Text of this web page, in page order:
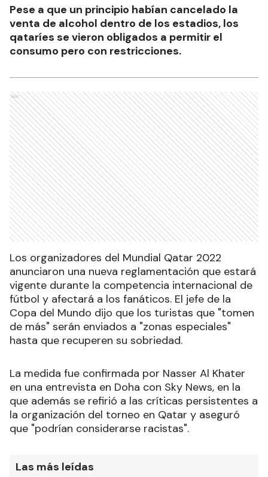
Pese a que un principio habían cancelado la
venta de alcohol dentro de los estadios, los
qataríes se vieron obligados a permitir el
consumo pero con restricciones.
Ads
Los organizadores del Mundial Qatar 2022
anunciaron una nueva reglamentación que estará
vigente durante la competencia internacional de
fútbol y afectará a los fanáticos. El jefe de la
Copa del Mundo dijo que los turistas que "tomen
de más" serán enviados a "zonas especiales"
hasta que recuperen su sobriedad.
La medida fue confirmada por Nasser Al Khater
en una entrevista en Doha con Sky News, en la
que además se refirió a las críticas persistentes a
la organización del torneo en Qatar y aseguró
que "podrían considerarse racistas".
Las más leídas